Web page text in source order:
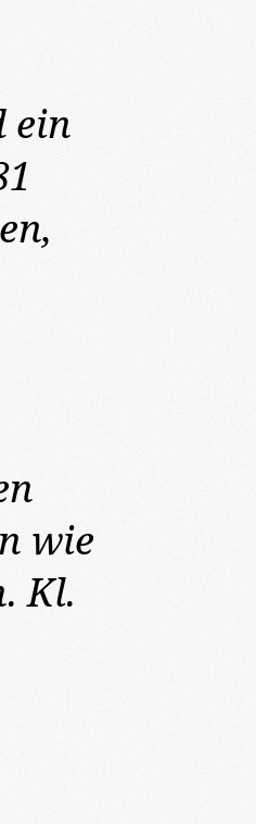
ein
wie
Kl.